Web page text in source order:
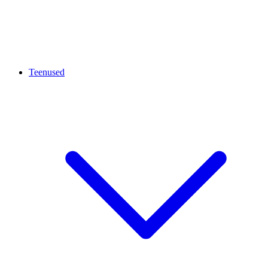
Teenused